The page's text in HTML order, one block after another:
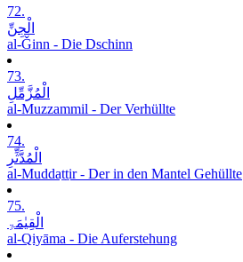
72.
الْجِنِّ
al-Ǧinn - Die Dschinn
73.
الْمُزَّمِّلِ
al-Muzzammil - Der Verhüllte
74.
الْمُدَّثِّرِ
al-Muddaṯṯir - Der in den Mantel Gehüllte
75.
الْقِیٰمَۃِ
al-Qiyāma - Die Auferstehung